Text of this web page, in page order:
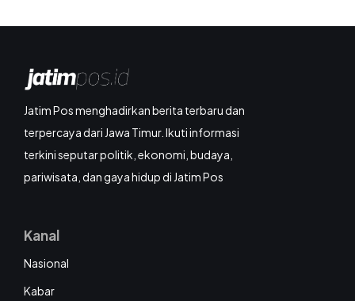
Jatim Pos menghadirkan berita terbaru dan
terpercaya dari Jawa Timur. Ikuti informasi
terkini seputar politik, ekonomi, budaya,
pariwisata, dan gaya hidup di Jatim Pos
Kanal
Nasional
Kabar